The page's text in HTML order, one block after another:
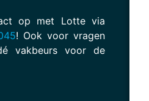
op met Lotte via
! Ook voor vragen
vakbeurs voor de